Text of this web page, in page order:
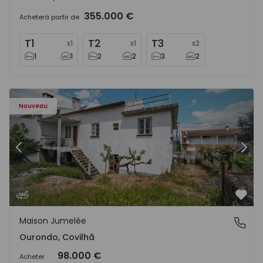
Acheterà partir de 355.000 €
T1 x1
1
1
T2 x1
2
2
T3 x2
3
2
Nouveau
Maison Jumelée T4 Covilhã, Ourondo - 1574309 - 8
Précédent
Ourondo, Covilhã
Maison Jumelée
Ourondo, Covilhã
Acheter 98.000 €